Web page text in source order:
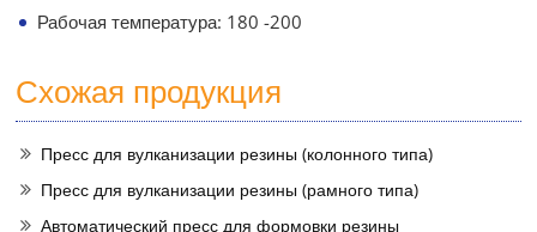
Рабочая температура: 180 -200
Схожая продукция
Пресс для вулканизации резины (колонного типа)
Пресс для вулканизации резины (рамного типа)
Автоматический пресс для формовки резины